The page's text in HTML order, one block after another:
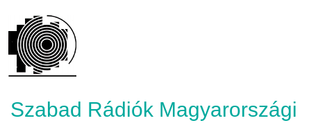
Szabad Rádiók Magyarországi